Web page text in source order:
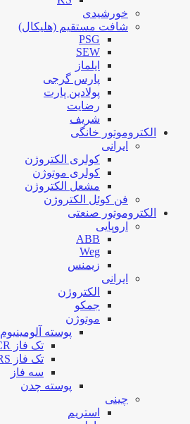
خورشیدی
شافت مستقیم (هلیکال)
PSG
SEW
ایلماز
پارس گرجی
پولادین پارت
رضایت
شریف
الکتروموتور خانگی
ایرانی
کولری الکتروژن
کولری موتوژن
مشعل الکتروژن
فن کوئل الکتروژن
الکتروموتور صنعتی
اروپایی
ABB
Weg
زیمنس
ایرانی
الکتروژن
جمکو
موتوژن
پوسته آلومینیوم
تک فاز CR
تک فاز CRS یا کلاچ دار
سه فاز
پوسته چدن
چینی
استریم